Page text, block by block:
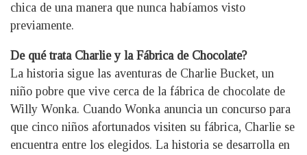
chica de una manera que nunca habíamos visto
previamente.
De qué trata Charlie y la Fábrica de Chocolate?
La historia sigue las aventuras de Charlie Bucket, un
niño pobre que vive cerca de la fábrica de chocolate de
Willy Wonka. Cuando Wonka anuncia un concurso para
que cinco niños afortunados visiten su fábrica, Charlie se
encuentra entre los elegidos. La historia se desarrolla en